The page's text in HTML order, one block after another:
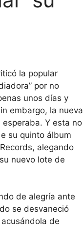
la popular
por no
unos días y
embargo, la nueva
Y esta no
su quinto álbum
alegando
nuevo lote de
de alegría ante
se desvaneció
de